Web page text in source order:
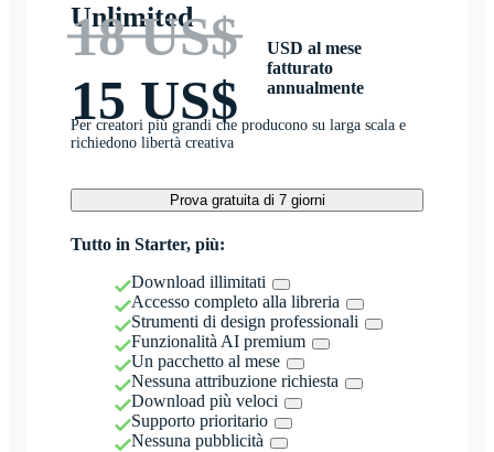
Unlimited
18 US$
15 US$
USD al mese
fatturato
annualmente
Per creatori più grandi che producono su larga scala e
richiedono libertà creativa
Prova gratuita di 7 giorni
Tutto in Starter, più:
Download illimitati
Accesso completo alla libreria
Strumenti di design professionali
Funzionalità AI premium
Un pacchetto al mese
Nessuna attribuzione richiesta
Download più veloci
Supporto prioritario
Nessuna pubblicità